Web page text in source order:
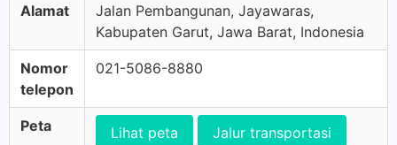
Alamat
Jalan Pembangunan, Jayawaras,
Kabupaten Garut, Jawa Barat, Indonesia
Nomor
telepon
021-5086-8880
Peta Lihat peta Jalur transportasi